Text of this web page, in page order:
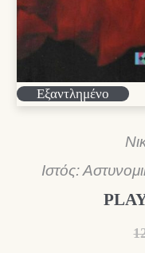
Εξαντλημένο
Ιστός: